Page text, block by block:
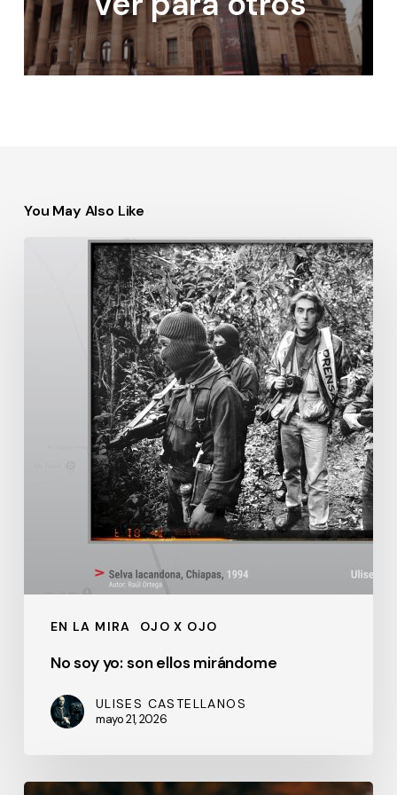
You May Also Like
EN LA MIRA OJO X OJO
mirándome
No soy yo: son ellos mirándome
ULISES CASTELLANOS
mayo 21, 2026